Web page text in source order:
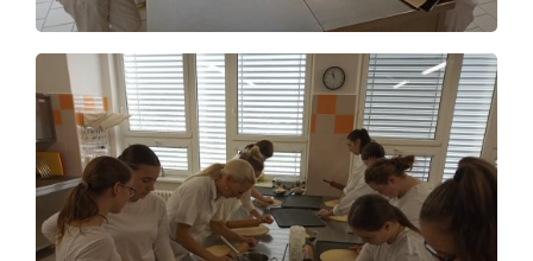
Virtuální prohlídka
Kontakty